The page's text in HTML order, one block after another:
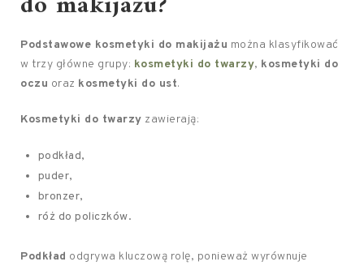
Podstawowe kosmetyki do makijażu można klasyfikować
w trzy główne grupy: kosmetyki do twarzy, kosmetyki do
oczu oraz kosmetyki do ust.
Kosmetyki do twarzy zawierają:
podkład,
puder,
bronzer,
róż do policzków.
Podkład odgrywa kluczową rolę, ponieważ wyrównuje